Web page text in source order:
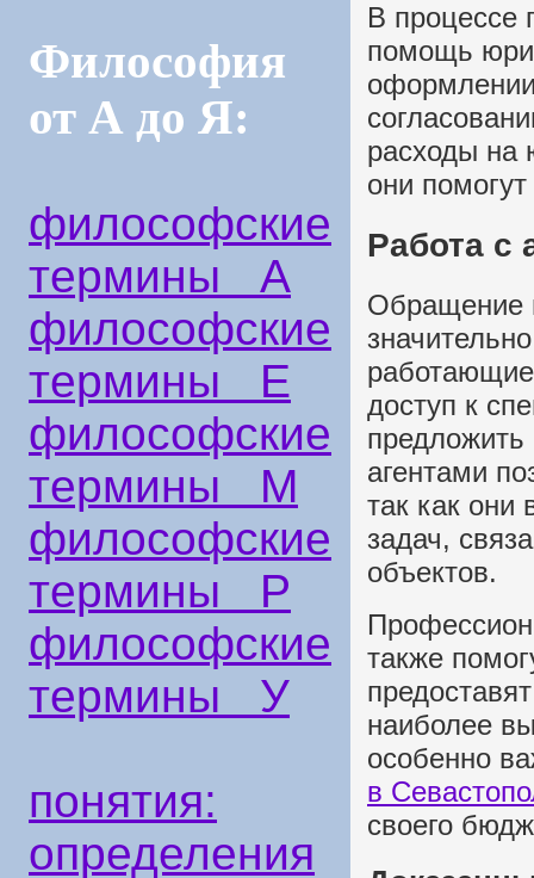
Философия
от А до Я:
философские
термины А
философские
термины Е
философские
термины М
философские
термины Р
философские
термины У
понятия:
определения
В процессе
помощь
расходы на
они
Работа с
Обращение
доступ к
предложить
агентами
так как они
задач,
объектов.
также
наиболее
особенно
в
своего